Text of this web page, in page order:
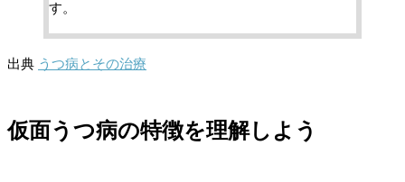
す。
出典 うつ病とその治療
仮面うつ病の特徴を理解しよう